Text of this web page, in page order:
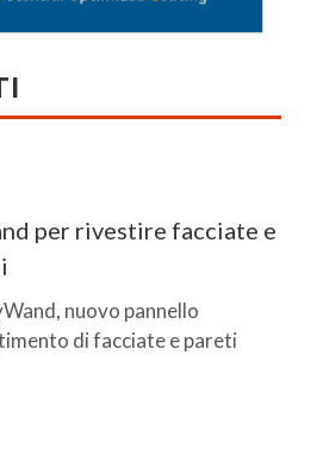
per rivestire facciate e
nuovo pannello
di facciate e pareti